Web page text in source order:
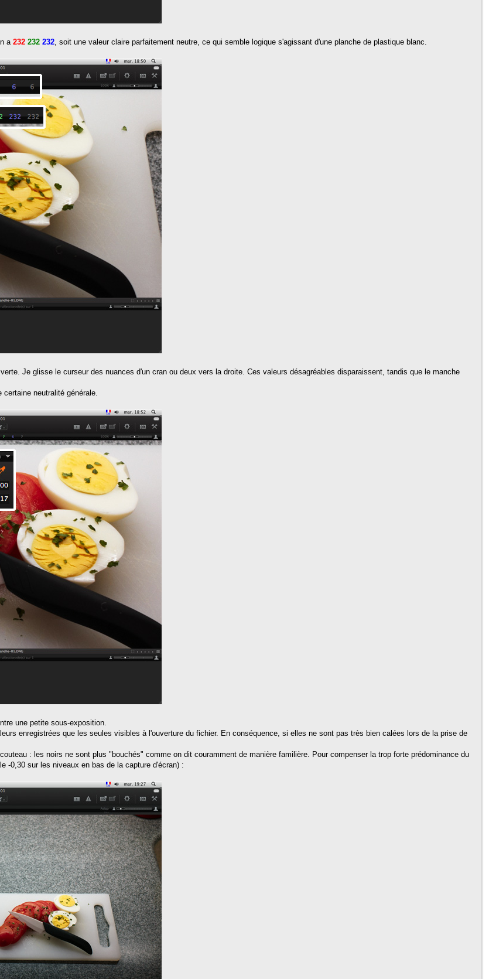
a 232 232 232, soit une valeur claire parfaitement neutre, ce qui semble logique s'agissant d'une planche de plastique blanc.
Je glisse le curseur des nuances d'un cran ou deux vers la droite. Ces valeurs désagréables disparaissent, tandis que le manche
certaine neutralité générale.
une petite sous-exposition.
enregistrées que les seules visibles à l'ouverture du fichier. En conséquence, si elles ne sont pas très bien calées lors de la prise de
: les noirs ne sont plus "bouchés" comme on dit couramment de manière familière. Pour compenser la trop forte prédominance du
-0,30 sur les niveaux en bas de la capture d'écran) :